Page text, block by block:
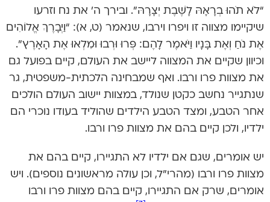
“לֹא תֹהוּ בְרָאָהּ לָשֶׁבֶת יְצָרָהּ”. ובירך ה’ את נח וזרעו
שיקיימו מצווה זו ויפרו וירבו, שנאמר (ט, א): “וַיְבָרֶךְ אֱלוֹהִים
אֶת נֹחַ וְאֶת בָּנָיו וַיֹּאמֶר לָהֶם: פְּרוּ וּרְבוּ וּמִלְאוּ אֶת הָאָרֶץ”.
וכיוון שקיים את המצווה ליישב את העולם, קיים בפועל גם
את מצוות פרו ורבו. ואף שמבחינה הלכתית-משפטית, גר
שנתגייר נחשב כקטן שנולד, במצוות יישוב העולם הולכים
אחר הטבע, ומצד הטבע הילדים שהוליד בעודו נוכרי הם
ילדיו, ולכן קיים בהם את מצוות פרו ורבו.
יש אומרים, שגם אם ילדיו לא התגיירו, קיים בהם את
מצוות פרו ורבו (מהרי”ל, וכן עולה מראשונים נוספים). ויש
אומרים, שרק אם התגיירו, קיים בהם מצוות פרו ורבו